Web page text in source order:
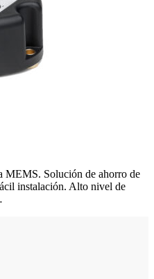
MEMS. Solución de ahorro de
instalación. Alto nivel de